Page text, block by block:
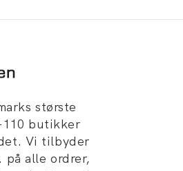
største
butikker
Vi tilbyder
alle ordrer,